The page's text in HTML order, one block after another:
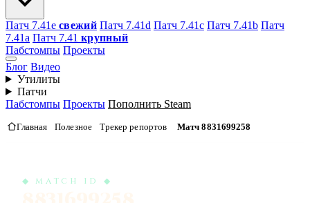
Патч 7.41e свежий Патч 7.41d Патч 7.41c Патч 7.41b Патч
7.41а Патч 7.41 крупный
Пабстомпы Проекты
Блог Видео
Утилиты
Патчи
Пабстомпы Проекты Пополнить Steam
Главная Полезное Трекер репортов Матч 8831699258
◆ MATCH ID ◆